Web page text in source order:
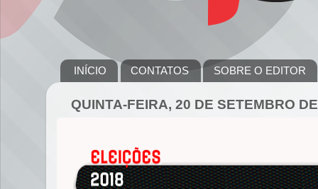
INÍCIO CONTATOS SOBRE O EDITOR
QUINTA-FEIRA, 20 DE SETEMBRO